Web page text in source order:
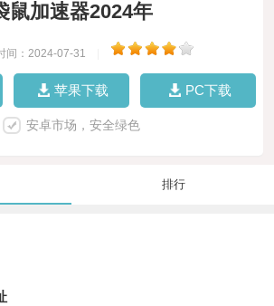
鼠加速器2024年
间：2024-07-31
苹果下载 PC下载
安卓市场，安全绿色
排行